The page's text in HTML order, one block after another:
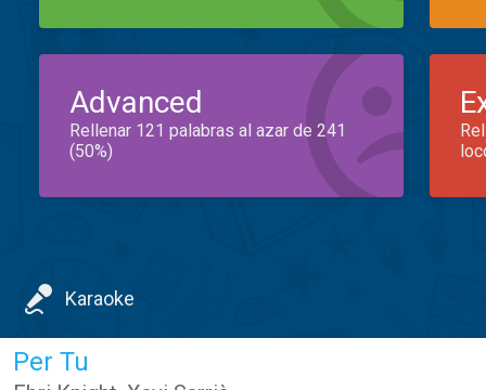
Advanced
Rellenar 121 palabras al azar de 241
(50%)
Karaoke
Per Tu